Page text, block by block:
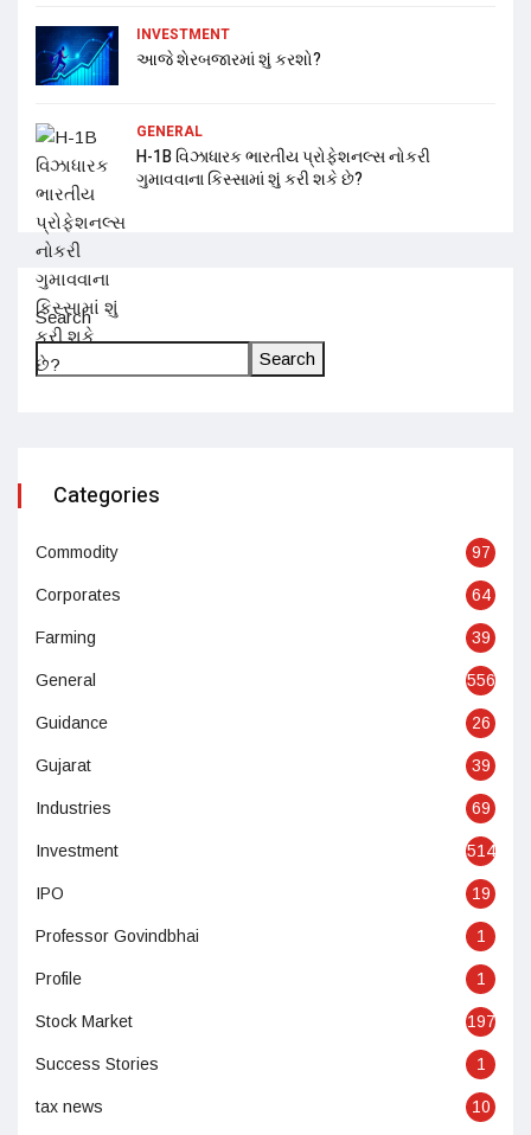
INVESTMENT
આજે શેરબજારમાં શું કરશો?
GENERAL
H-1B વિઝાધારક ભારતીય પ્રોફેશનલ્સ નોકરી
ગુમાવવાના કિસ્સામાં શું કરી શકે છે?
Search
Search
Categories
Commodity 97
Corporates 64
Farming 39
General 556
Guidance 26
Gujarat 39
Industries 69
Investment 514
IPO 19
Professor Govindbhai 1
Profile 1
Stock Market 197
Success Stories 1
tax news 10